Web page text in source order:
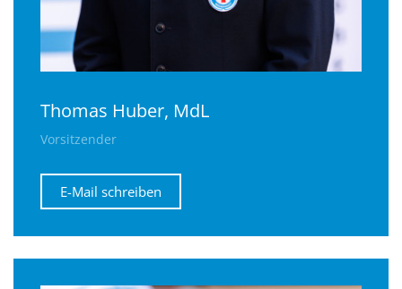
Thomas Huber, MdL
Vorsitzender
E-Mail schreiben